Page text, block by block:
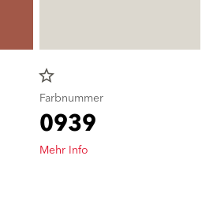
star_border
Farbnummer
0939
Mehr Info